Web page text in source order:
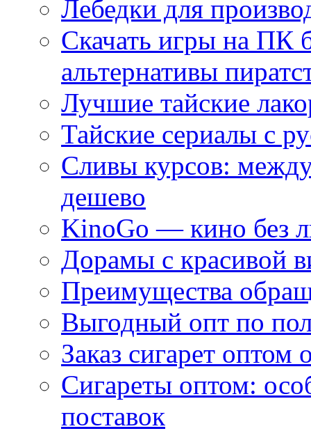
Лебедки для
Скачать игры на ПК
альтернативы
Лучшие тайские
Тайские сериалы с
Сливы курсов:
дешево
KinoGo — кино без
Дорамы с красивой
Преимущества
Выгодный опт по
Заказ сигарет оптом
Сигареты оптом:
поставок